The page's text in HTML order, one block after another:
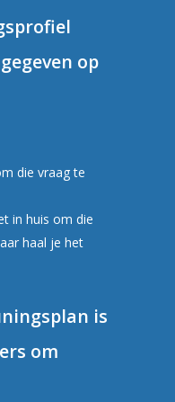
op
die vraag te
in huis om die
haal je het
is
om